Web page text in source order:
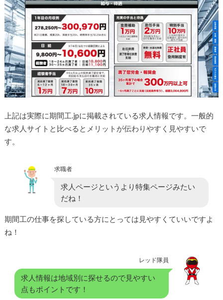
上記は実際に期間工.jpに掲載されている求人情報です。一般的
な求人サイトと比べるとメリットが伝わりやすく見やすいで
す。
求職者
求人ページというより特集ページみたい
だね！
期間工の仕事を探している方にとっては見やすくていいですよ
ね！
レッド隊員
求人情報は地域別に探せるので見やすい
点もポイントです！